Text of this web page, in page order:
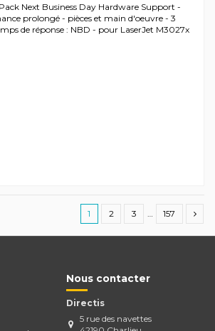
Next Business Day Hardware Support -
prolongé - pièces et main d'oeuvre - 3
de réponse : NBD - pour LaserJet M3027x
1 2 3 157
Nous contacter
Directis
5 rue des navettes